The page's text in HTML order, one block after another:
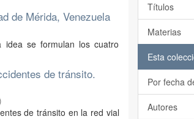
de Mérida, Venezuela
idea se formulan los cuatro
de tránsito.
de tránsito en la red vial
Títulos
Materias
Esta
Por fecha
Autores